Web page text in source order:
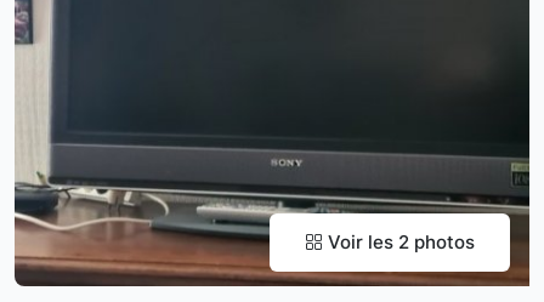
Voir les 2 photos